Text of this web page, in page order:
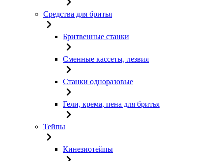
Средства для бритья
Бритвенные станки
Сменные кассеты, лезвия
Станки одноразовые
Гели, крема, пена для бритья
Тейпы
Кинезиотейпы